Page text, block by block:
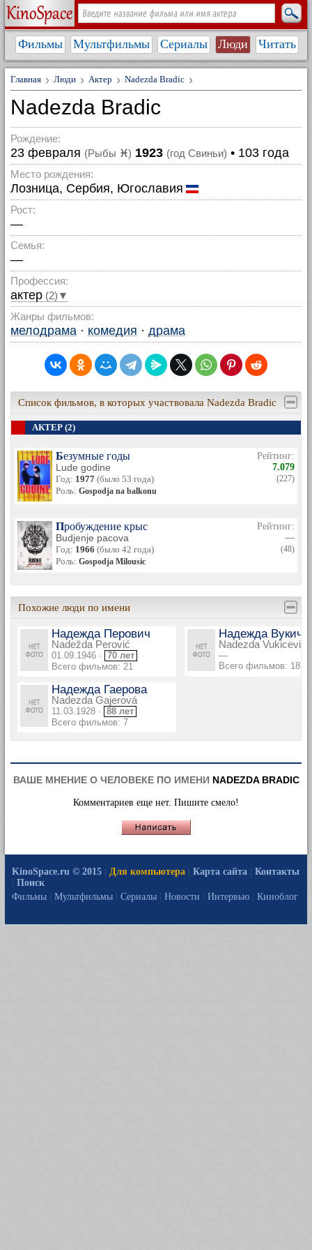
Фильмы Мультфильмы Сериалы Люди Читать
Главная Люди Актер Nadezda Bradic
Nadezda Bradic
Рождение:
23 февраля (Рыбы ♓) 1923 (год Свиньи) • 103 года
Место рождения:
Лозница, Сербия, Югославия
Рост:
—
Семья:
—
Профессия:
актер (2)▼
Жанры фильмов:
мелодрама · комедия · драма
Список фильмов, в которых участвовала Nadezda Bradic
АКТЕР (2)
Безумные годы
Lude godine
Год: 1977 (было 53 года)
Роль: Gospodja na balkonu
Рейтинг:
7.079
(227)
Пробуждение крыс
Budjenje pacova
Год: 1966 (было 42 года)
Роль: Gospodja Milousic
Рейтинг:
—
(48)
Похожие люди по имени
Надежда Перович
Nadežda Perović
01.09.1946 · 70 лет
Всего фильмов: 21
Надежда
Nadezda Vukicevic
—
Всего фильмов: 18
Надежда Гаерова
Nadezda Gajerová
11.03.1928 · 88 лет
Всего фильмов: 7
ВАШЕ МНЕНИЕ О ЧЕЛОВЕКЕ ПО ИМЕНИ NADEZDA BRADIC
Комментариев еще нет. Пишите смело!
KinoSpace.ru © 2015 Для компьютера Карта сайта
Контакты
Поиск
Фильмы
Мультфильмы Сериалы Новости Интервью Киноблог